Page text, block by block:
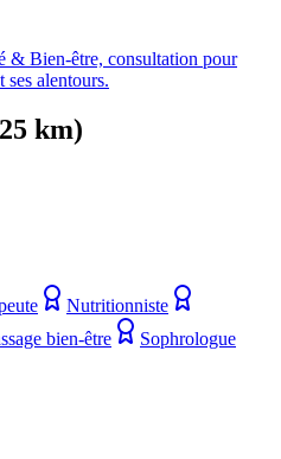
& Bien-être, consultation pour
alentours.
km)
Nutritionniste
bien-être
Sophrologue